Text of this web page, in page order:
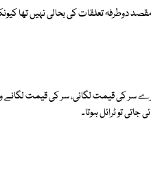
دوطرفہ تعلقات کی بحالی نہیں تھا
سر کی قیمت لگائی، سر کی قیمت لگانے
تو ٹرائل ہوتا۔